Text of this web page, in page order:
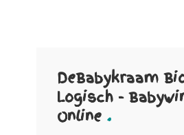
DeBabykraam
Logisch -
Online .